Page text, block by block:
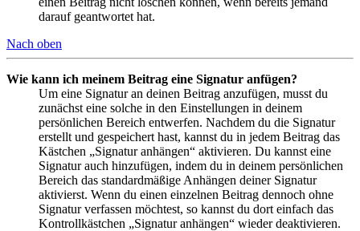
darauf geantwortet hat.
Nach oben
Wie kann ich meinem Beitrag eine Signatur anfügen?
Um eine Signatur an deinen Beitrag anzufügen, musst du
zunächst eine solche in den Einstellungen in deinem
persönlichen Bereich entwerfen. Nachdem du die Signatur
erstellt und gespeichert hast, kannst du in jedem Beitrag das
Kästchen „Signatur anhängen“ aktivieren. Du kannst eine
Signatur auch hinzufügen, indem du in deinem persönlichen
Bereich das standardmäßige Anhängen deiner Signatur
aktivierst. Wenn du einen einzelnen Beitrag dennoch ohne
Signatur verfassen möchtest, so kannst du dort einfach das
Kontrollkästchen „Signatur anhängen“ wieder deaktivieren.